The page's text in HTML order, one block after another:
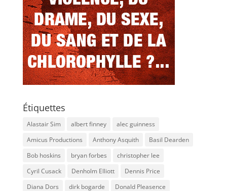
Étiquettes
Alastair Sim albert finney
alec guinness
Amicus Productions
Anthony Asquith
Basil Dearden
Bob hoskins
bryan forbes
christopher lee
Cyril Cusack
Denholm Elliott
Dennis Price
Diana Dors
dirk bogarde
Donald Pleasence